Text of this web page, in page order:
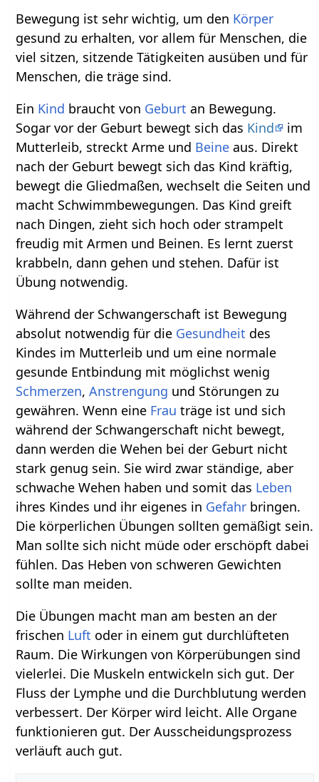
Bewegung ist sehr wichtig, um den Körper
gesund zu erhalten, vor allem für Menschen, die
viel sitzen, sitzende Tätigkeiten ausüben und für
Menschen, die träge sind.
Ein Kind braucht von Geburt an Bewegung.
Sogar vor der Geburt bewegt sich das Kind
im
Mutterleib, streckt Arme und Beine aus. Direkt
nach der Geburt bewegt sich das Kind kräftig,
bewegt die Gliedmaßen, wechselt die Seiten und
macht Schwimmbewegungen. Das Kind greift
nach Dingen, zieht sich hoch oder strampelt
freudig mit Armen und Beinen. Es lernt zuerst
krabbeln, dann gehen und stehen. Dafür ist
Übung notwendig.
Während der Schwangerschaft ist Bewegung
absolut notwendig für die Gesundheit des
Kindes im Mutterleib und um eine normale
gesunde Entbindung mit möglichst wenig
Schmerzen,Anstrengung und Störungen zu
gewähren. Wenn eine Frau träge ist und sich
während der Schwangerschaft nicht bewegt,
dann werden die Wehen bei der Geburt nicht
stark genug sein. Sie wird zwar ständige, aber
schwache Wehen haben und somit das Leben
ihres Kindes und ihr eigenes in Gefahr bringen.
Die körperlichen Übungen sollten gemäßigt sein.
Man sollte sich nicht müde oder erschöpft dabei
fühlen. Das Heben von schweren Gewichten
sollte man meiden.
Die Übungen macht man am besten an der
frischen Luft oder in einem gut durchlüfteten
Raum. Die Wirkungen von Körperübungen sind
vielerlei. Die Muskeln entwickeln sich gut. Der
Fluss der Lymphe und die Durchblutung werden
verbessert. Der Körper wird leicht. Alle Organe
funktionieren gut. Der Ausscheidungsprozess
verläuft auch gut.